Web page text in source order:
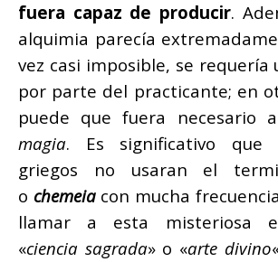
fuera capaz de producir.
alquimia parecía
vez casi imposible, se requería
por parte del practicante; en
puede que fuera necesario
magia. Es significativo que
griegos no usaran el
o chemeia con mucha
llamar a esta misteriosa
«ciencia sagrada» o «arte divino